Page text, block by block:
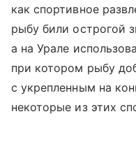
как спортивное
рыбу били острогой
а на Урале
при котором рыбу
с укрепленным на
некоторые из этих